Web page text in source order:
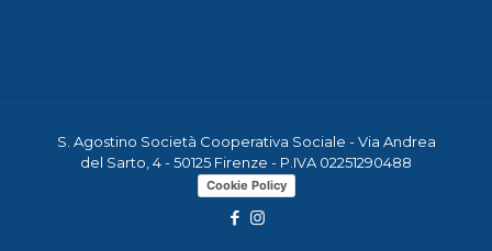
S. Agostino Società Cooperativa Sociale - Via Andrea
del Sarto, 4 - 50125 Firenze - P.IVA 02251290488
Cookie Policy